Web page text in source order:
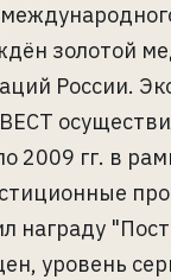
золотой
России.
2009 гг. в
награду
уровень